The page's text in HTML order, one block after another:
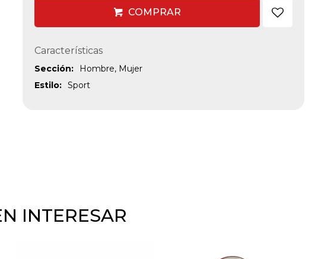
COMPRAR
Características
Sección
Hombre, Mujer
Estilo
Sport
INTERESAR